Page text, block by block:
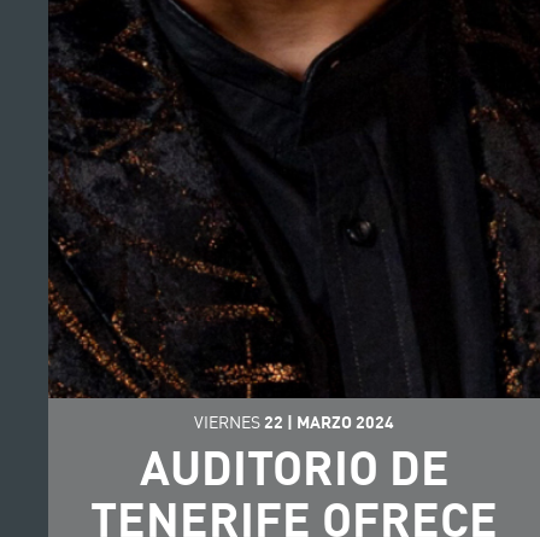
VIERNES 22 | MARZO 2024
AUDITORIO DE
TENERIFE OFRECE